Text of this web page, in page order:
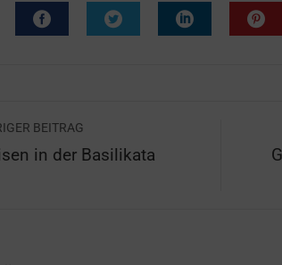
BEITRAG
in der Basilikata